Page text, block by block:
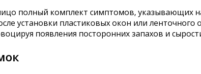
полный комплект симптомов, указывающих
установки пластиковых окон или
появления посторонних запахов и